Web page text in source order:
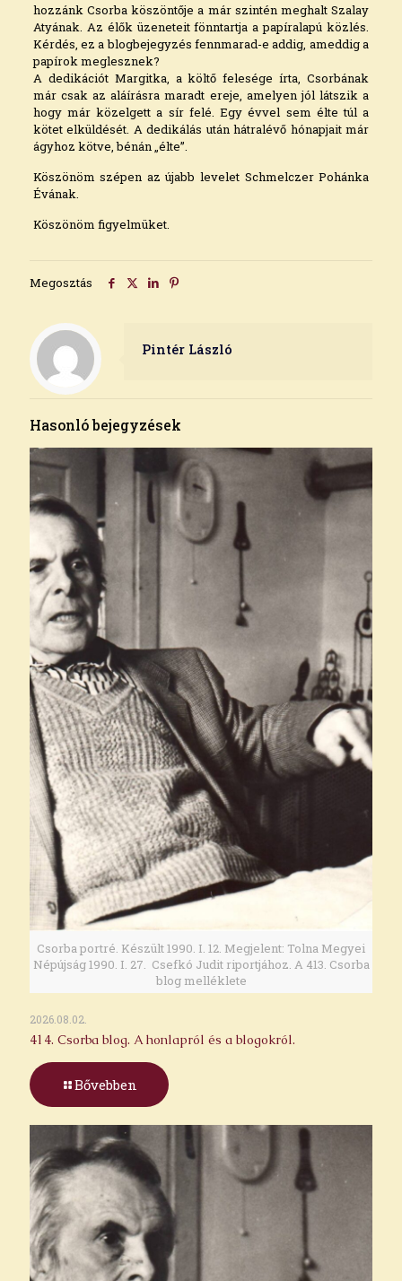
hozzánk Csorba köszöntője a már szintén meghalt Szalay
Atyának. Az élők üzeneteit fönntartja a papíralapú közlés.
Kérdés, ez a blogbejegyzés fennmarad-e addig, ameddig a
papírok meglesznek?
A dedikációt Margitka, a költő felesége írta, Csorbának
már csak az aláírásra maradt ereje, amelyen jól látszik a
hogy már közelgett a sír felé. Egy évvel sem élte túl a
kötet elküldését. A dedikálás után hátralévő hónapjait már
ágyhoz kötve, bénán „élte”.
Köszönöm szépen az újabb levelet Schmelczer Pohánka
Évának.
Köszönöm figyelmüket.
Megosztás
Pintér László
Hasonló bejegyzések
Csorba portré. Készült 1990. I. 12. Megjelent: Tolna Megyei
Népújság 1990. I. 27. Csefkó Judit riportjához. A 413. Csorba
blog melléklete
2026.08.02.
414. Csorba blog. A honlapról és a blogokról.
Bővebben